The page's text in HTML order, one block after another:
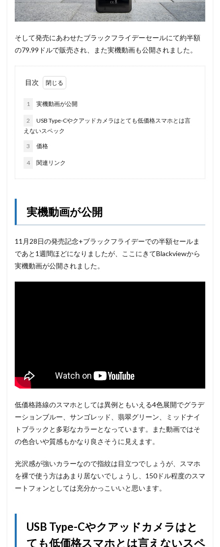
そして発売にあわせたブラックフライデーセールにて約半額
の79.99ドルで販売され、また実機動画も公開されました。
目次
1 実機動画が公開
2
USB Type-Cやクアッドカメラはとても低価格スマホとは言
えないスペック
3 価格
4 関連リンク
実機動画が公開
11月28日の発売記念+ブラックフライデーでの半額セールま
であと1週間ほどになりましたが、ここにきてBlackviewから
実機動画が公開されました。
低価格路線のスマホとしては異例ともいえる4色展開でグラデ
ーションブルー、サンゴレッド、翡翠グリーン、ミッドナイ
トブラックと多彩なカラーとなっています。また動画ではそ
の色合いや質感もかなり良さそうに見えます。
光沢感が強いカラーなので指紋は目立つでしょうが、スマホ
を裸で使う方はあまり居ないでしょうし、150ドル程度のスマ
ートフォンとしては充分かっこいいと思います。
USB Type-Cやクアッドカメラはと
ても低価格スマホとは言えないスペ